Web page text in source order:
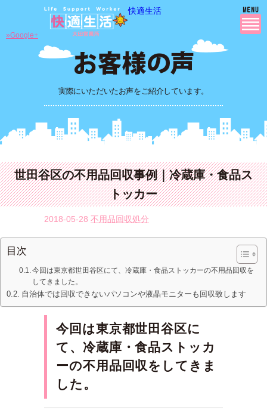
快適生活
実際にいただいたお声をご紹介しています。
»Google+
世田谷区の不用品回収事例｜冷蔵庫・食品ス
トッカー
2018-05-28 不用品回収処分
目次
今回は東京都世田谷区にて、冷蔵庫・食品ストッカーの不用品回収を
してきました。
自治体では回収できないパソコンや液晶モニターも回収致します
今回は東京都世田谷区に
て、冷蔵庫・食品ストッカ
ーの不用品回収をしてきま
した。